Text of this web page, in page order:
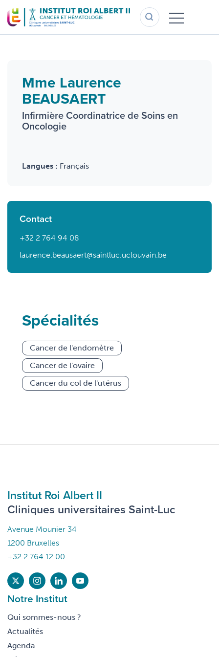
au
contenu
principal
Mme Laurence
BEAUSAERT
Infirmière Coordinatrice de Soins en
Oncologie
Langues : Français
Spécialités
Cancer de l'endomètre
Cancer de l'ovaire
Cancer du col de l'utérus
Contact
+32 2 764 94 08
laurence.beausaert@saintluc.uclouvain.be
Institut Roi Albert II
Cliniques universitaires Saint-Luc
Avenue Mounier 34
1200 Bruxelles
+32 2 764 12 00
Notre Institut
Qui sommes-nous ?
Actualités
Agenda